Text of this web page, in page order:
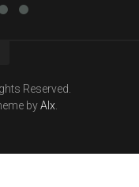
Reserved.
byAlx